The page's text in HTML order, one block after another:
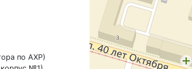
по АХР)